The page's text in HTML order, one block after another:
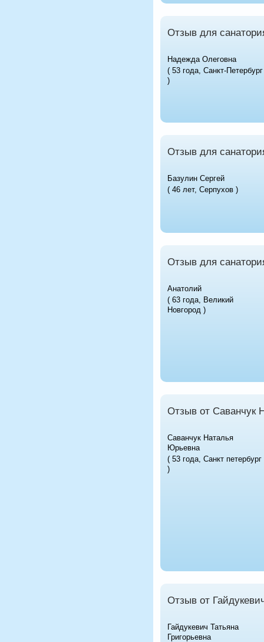
Отзыв для
Надежда Олеговна
( 53 года, Санкт-Петербург
)
Отзыв для
Базулин Сергей
( 46 лет, Серпухов )
Отзыв для
Анатолий
( 63 года, Великий
Новгород )
Отзыв от Саванчук
Саванчук Наталья
Юрьевна
( 53 года, Санкт петербург
)
Отзыв от
Гайдукевич Татьяна
Григорьевна